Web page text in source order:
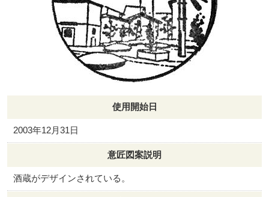
使用開始日
2003年12月31日
意匠図案説明
酒蔵がデザインされている。